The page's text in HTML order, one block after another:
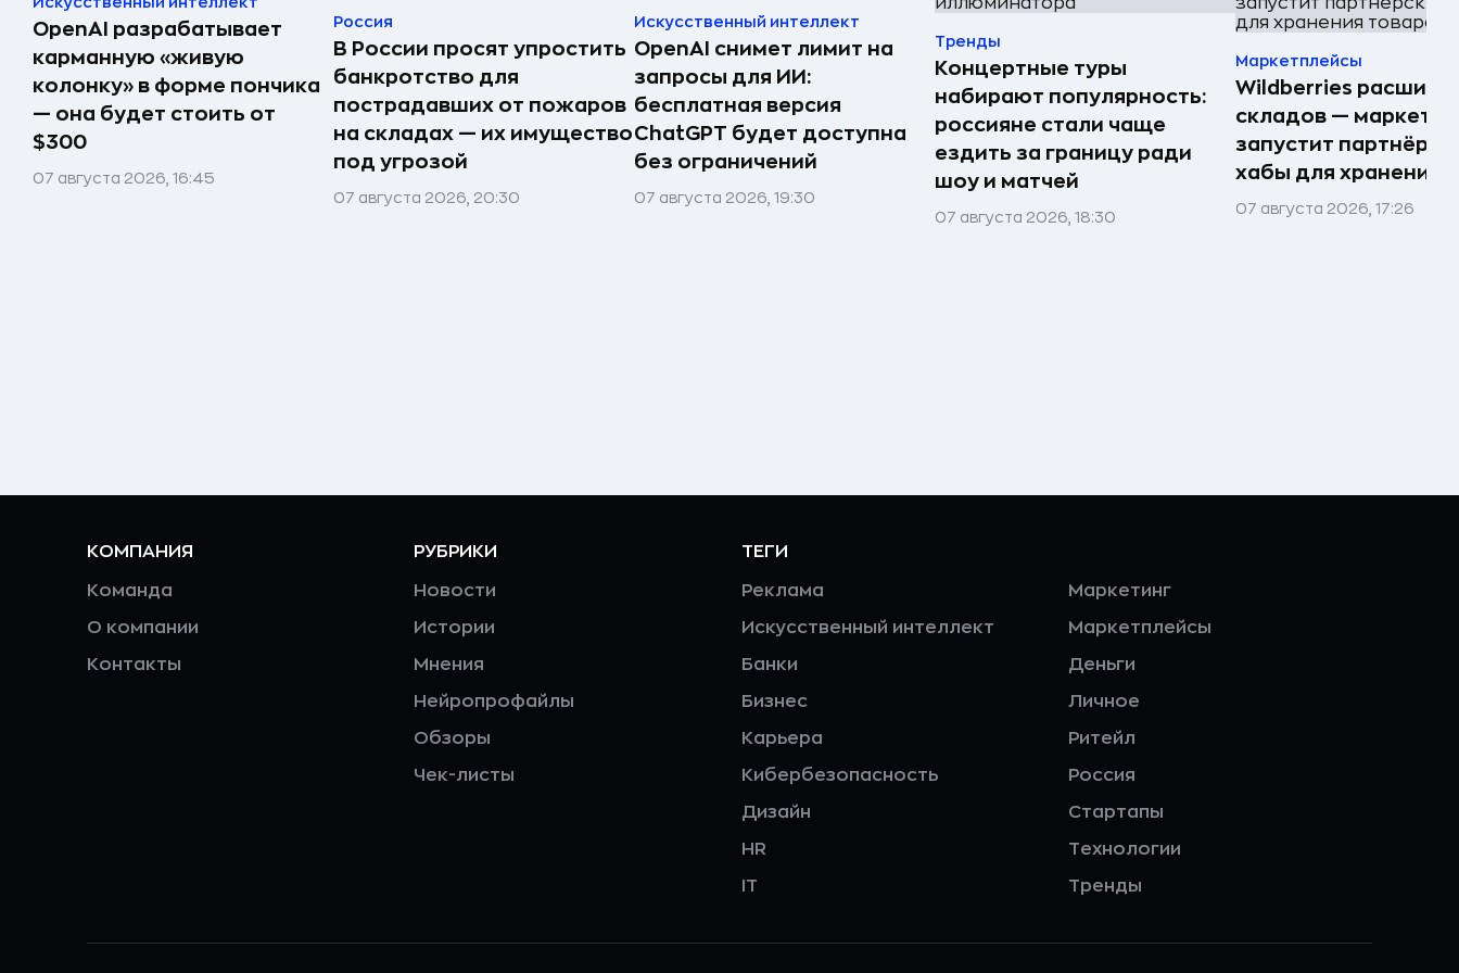
OpenAI разрабатывает
карманную «живую
колонку» в форме пончика
— она будет стоить от
$300
07 августа 2026, 16:45
Россия
В России просят упростить
банкротство для
пострадавших от пожаров
на складах — их имущество
под угрозой
07 августа 2026, 20:30
Искусственный интеллект
OpenAI снимет лимит на
запросы для ИИ:
бесплатная версия
ChatGPT будет доступна
без ограничений
07 августа 2026, 19:30
Тренды
Концертные туры
набирают популярность:
россияне стали чаще
ездить за границу ради
шоу и матчей
07 августа 2026, 18:30
Маркетплейсы
Wildberries
складов —
запустит
хабы для хранения
07 августа 2026, 17:26
КОМПАНИЯ
Команда
О компании
Контакты
РУБРИКИ
Новости
Истории
Мнения
Нейропрофайлы
Обзоры
Чек-листы
ТЕГИ
Реклама
Искусственный интеллект
Банки
Бизнес
Карьера
Кибербезопасность
Дизайн
HR
IT
Маркетинг
Маркетплейсы
Деньги
Личное
Ритейл
Россия
Стартапы
Технологии
Тренды